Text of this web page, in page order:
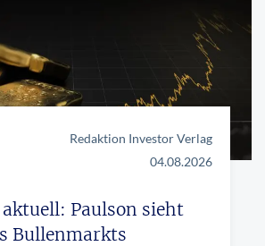
Redaktion Investor Verlag
04.08.2026
Paulson sieht
Bullenmarkts